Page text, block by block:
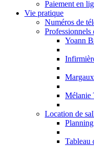
Paiement en
Vie pratique
Numéros de
Professionnels
Yoann
Mélanie
Location de
Tableau